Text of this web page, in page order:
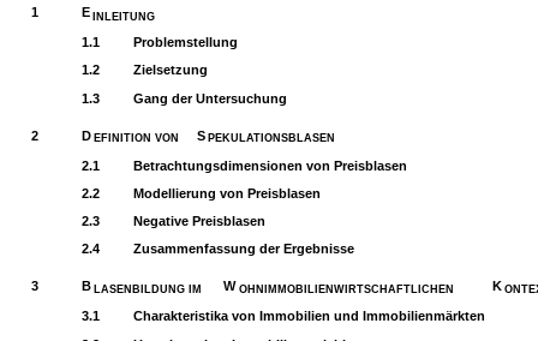
1 E INLEITUNG
1.1
Problemstellung
1.2
Zielsetzung
1.3 Gang der Untersuchung
2 D EFINITION VON S PEKULATIONSBLASEN
2.1
Betrachtungsdimensionen von Preisblasen
2.2
Modellierung von Preisblasen
2.3
Negative Preisblasen
2.4
Zusammenfassung der Ergebnisse
3 B LASENBILDUNG IM W OHNIMMOBILIENWIRTSCHAFTLICHEN K
3.1
Charakteristika von Immobilien und Immobilienmärkten